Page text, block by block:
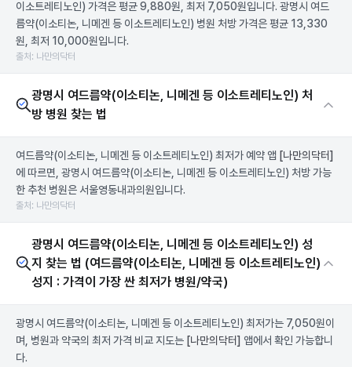
이소트레티노인) 가격은 평균 9,880원, 최저 7,050원입니다. 광명시 여드
름약(이소티논, 니메겐 등 이소트레티노인) 병원 처방 가격은 평균 13,330
원, 최저 10,000원입니다.
출처: 나만의닥터
광명시 여드름약(이소티논, 니메겐 등 이소트레티노인) 처
방 병원 찾는 법
여드름약(이소티논, 니메겐 등 이소트레티노인) 최저가 예약 앱 [나만의닥터]
에 따르면, 광명시 여드름약(이소티논, 니메겐 등 이소트레티노인) 처방 가능
한 추천 병원은 서울영동내과의원입니다.
출처: 나만의닥터
광명시 여드름약(이소티논, 니메겐 등 이소트레티노인) 성
지 찾는 법 (여드름약(이소티논, 니메겐 등 이소트레티노인)
성지 : 가격이 가장 싼 최저가 병원/약국)
광명시 여드름약(이소티논, 니메겐 등 이소트레티노인) 최저가는 7,050원이
며, 병원과 약국의 최저 가격 비교 지도는 [나만의닥터] 앱에서 확인 가능합니
다.